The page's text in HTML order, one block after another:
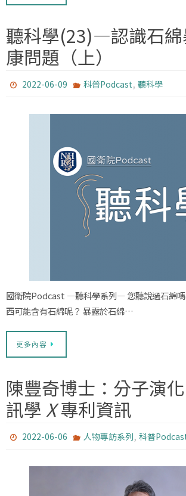
聽科學(23)—認識石綿
康問題（上）
2022-06-09 科普Podcast, 聽科學
國衛院Podcast —聽科學系列— 您聽說過石綿嗎
西可能含有石綿呢？ 暴露於石綿…
更多內容
陳豐奇博士：分子演化
訊學X專利資訊
2022-06-06 人物專訪系列, 科普